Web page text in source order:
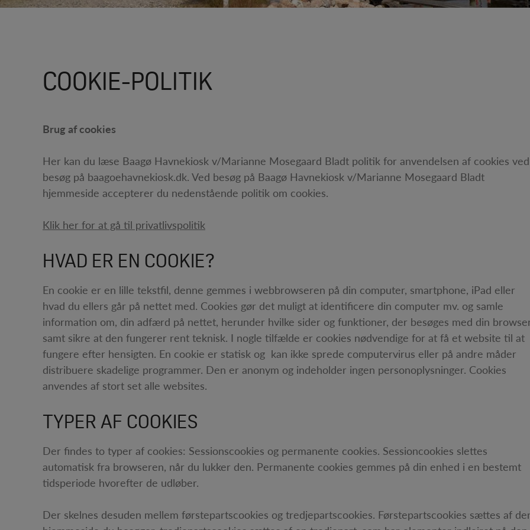
COOKIE-POLITIK
Brug af cookies
Her kan du læse Baagø Havnekiosk v/Marianne Mosegaard Bladt politik for anvendelsen af cookies ved
besøg på baagoehavnekiosk.dk. Ved besøg på Baagø Havnekiosk v/Marianne Mosegaard Bladt
hjemmeside accepterer du nedenstående politik om cookies.
Klik her for at gå til privatlivspolitik
HVAD ER EN COOKIE?
En cookie er en lille tekstfil, denne gemmes i webbrowseren på din computer, smartphone, iPad eller
hvad du ellers går på nettet med. Cookies gør det muligt at identificere din computer mv. og samle
information om, din adfærd på nettet, herunder hvilke sider og funktioner, der besøges med din
samt sikre at den fungerer rent teknisk. I nogle tilfælde er cookies nødvendige for at få et website til at
fungere efter hensigten. En cookie er statisk og kan ikke sprede computervirus eller på andre måder
distribuere skadelige programmer. Den er anonym og indeholder ingen personoplysninger. Cookies
anvendes af stort set alle websites.
TYPER AF COOKIES
Der findes to typer af cookies: Sessionscookies og permanente cookies. Sessioncookies slettes
automatisk fra browseren, når du lukker den. Permanente cookies gemmes på din enhed i en bestemt
tidsperiode hvorefter de udløber.
Der skelnes desuden mellem førstepartscookies og tredjepartscookies. Førstepartscookies sættes af